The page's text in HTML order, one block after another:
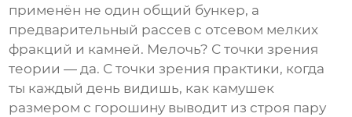
применён не один общий бункер, а
предварительный рассев с отсевом мелких
фракций и камней. Мелочь? С точки зрения
теории — да. С точки зрения практики, когда
ты каждый день видишь, как камушек
размером с горошину выводит из строя пару